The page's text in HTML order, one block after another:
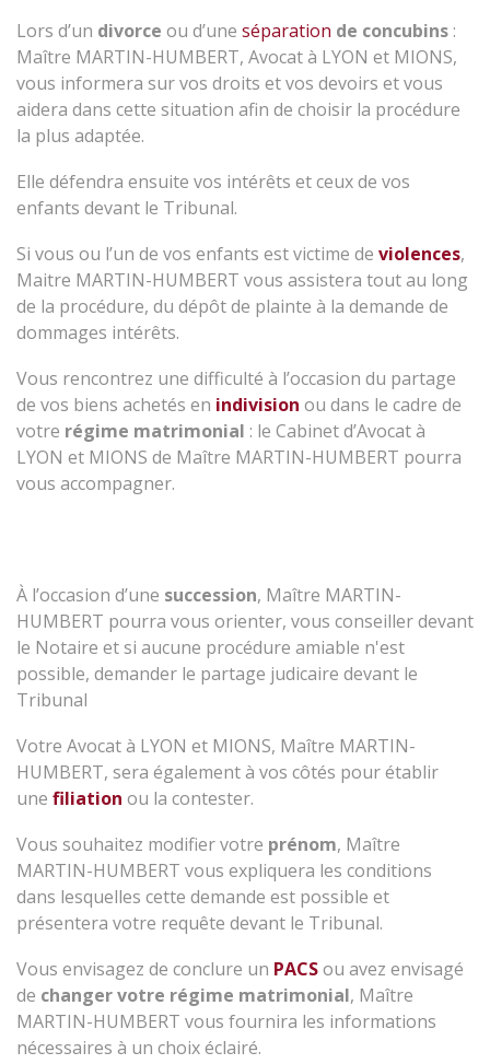
Lors d’un divorce ou d’une séparation de concubins :
Maître MARTIN-HUMBERT, Avocat à LYON et MIONS,
vous informera sur vos droits et vos devoirs et vous
aidera dans cette situation afin de choisir la procédure
la plus adaptée.
Elle défendra ensuite vos intérêts et ceux de vos
enfants devant le Tribunal.
Si vous ou l’un de vos enfants est victime de violences,
Maitre MARTIN-HUMBERT vous assistera tout au long
de la procédure, du dépôt de plainte à la demande de
dommages intérêts.
Vous rencontrez une difficulté à l’occasion du partage
de vos biens achetés en indivision ou dans le cadre de
votre régime matrimonial : le Cabinet d’Avocat à
LYON et MIONS de Maître MARTIN-HUMBERT pourra
vous accompagner.
À l’occasion d’une succession, Maître MARTIN-
HUMBERT pourra vous orienter, vous conseiller devant
le Notaire et si aucune procédure amiable n'est
possible, demander le partage judicaire devant le
Tribunal
Votre Avocat à LYON et MIONS, Maître MARTIN-
HUMBERT, sera également à vos côtés pour établir
une filiation ou la contester.
Vous souhaitez modifier votre prénom, Maître
MARTIN-HUMBERT vous expliquera les conditions
dans lesquelles cette demande est possible et
présentera votre requête devant le Tribunal.
Vous envisagez de conclure un PACSou avez envisagé
de changer votre régime matrimonial, Maître
MARTIN-HUMBERT vous fournira les informations
nécessaires à un choix éclairé.